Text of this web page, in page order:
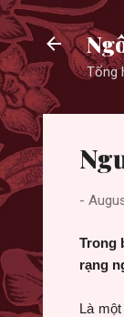
Tổng
-
Trong
rạng
Là